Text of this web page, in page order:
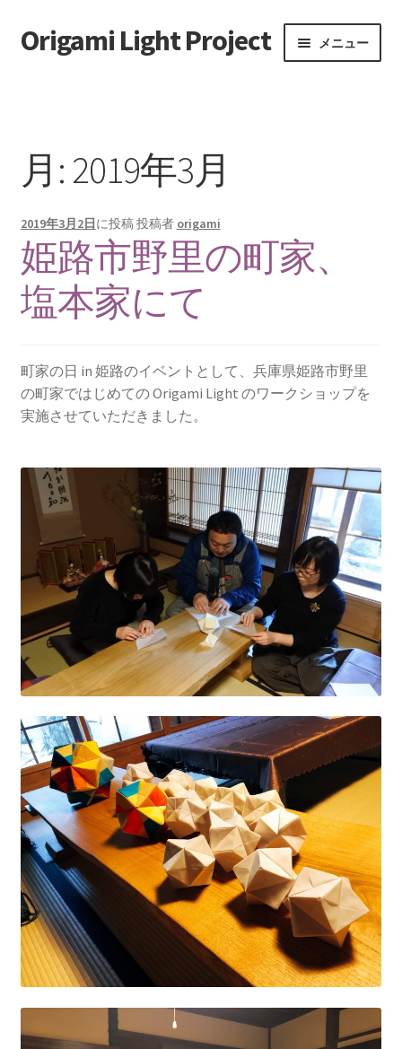
ナ
ビ
ン
へ
キ
ッ
プ
コ
ン
ス
キ
プ
Origami Light Project メニュー
実施記録
移動増殖型アートプロジェクト
月: 2019年3月
2019年3月2日 に投稿投稿者 origami
姫路市野里の町家、
塩本家にて
町家の日 in 姫路のイベントとして、兵庫県姫路市野里
の町家ではじめての Origami Light のワークショップを
実施させていただきました。